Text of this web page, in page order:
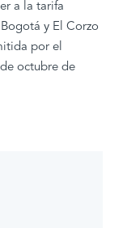
a la tarifa
y El Corzo
por el
octubre de